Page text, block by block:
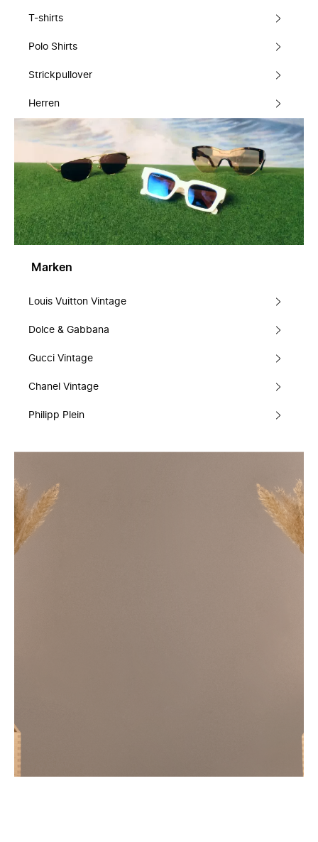
T-shirts
Polo Shirts
Strickpullover
Herren
Marken
Louis Vuitton Vintage
Dolce & Gabbana
Gucci Vintage
Chanel Vintage
Philipp Plein